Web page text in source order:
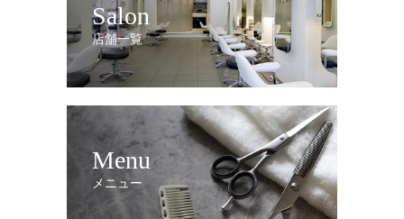
Salon
店舗一覧
Menu
メニュー